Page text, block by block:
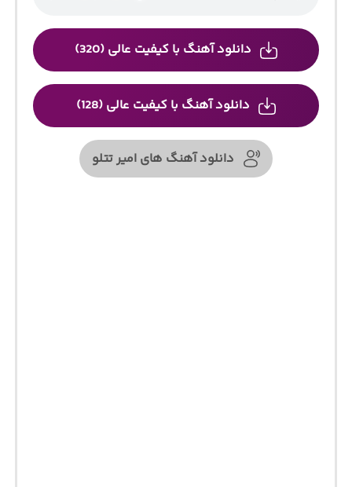
دانلود آهنگ با کیفیت عالی (320)
دانلود آهنگ با کیفیت عالی (128)
دانلود آهنگ های امیر تتلو